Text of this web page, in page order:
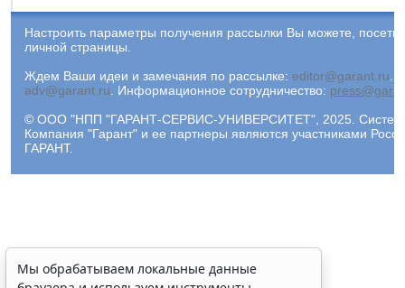
Настроить параметры получения рассылки Вы можете,
личной страницы.
Ждем Ваши идеи и замечания по рассылке: editor@garant.ru
adv@garant.ru
Информационное сотрудничество:
© ООО "НПП "ГАРАНТ-СЕРВИС-УНИВЕРСИТЕТ", 2025. Система
Компания "Гарант" и ее партнеры являются участниками
ГАРАНТ.
Мы обрабатываем локальные данные